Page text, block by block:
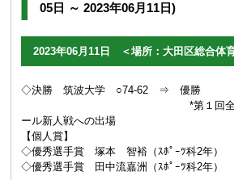
05日 ～ 2023年06月11日)
2023年06月11日 ＜場所：大田区総合体
◇決勝 筑波大学 ○74-62 ⇒ 優勝
*第１回全日本大学
ール新人戦への出場
【個人賞】
◇優秀選手賞 塚本 智裕（ｽﾎﾟｰﾂ科2年）
◇優秀選手賞 田中流嘉洲（ｽﾎﾟｰﾂ科2年）